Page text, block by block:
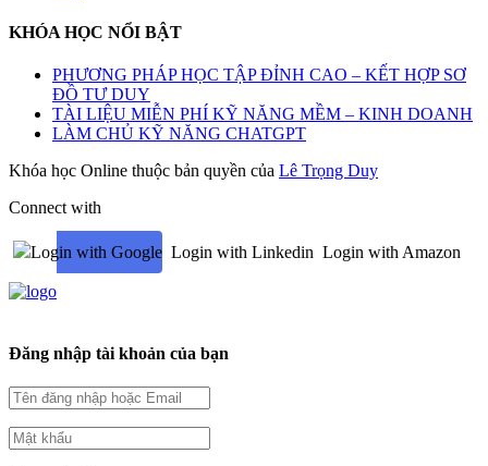
KHÓA HỌC NỔI BẬT
PHƯƠNG PHÁP HỌC TẬP ĐỈNH CAO – KẾT HỢP SƠ
ĐỒ TƯ DUY
TÀI LIỆU MIỄN PHÍ KỸ NĂNG MỀM – KINH DOANH
LÀM CHỦ KỸ NĂNG CHATGPT
Khóa học Online thuộc bản quyền của Lê Trọng Duy
Connect with
Login with Google Login with Linkedin Login with Amazon
Đăng nhập tài khoản của bạn